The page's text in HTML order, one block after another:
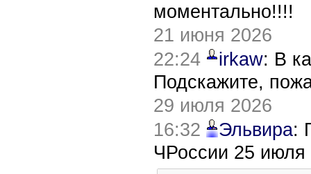
моментально!!!!
21 июня 2026
22:24
irkaw: В
Подскажите,
29 июля 2026
16:32
Эльвира:
ЧРоссии 25 июля